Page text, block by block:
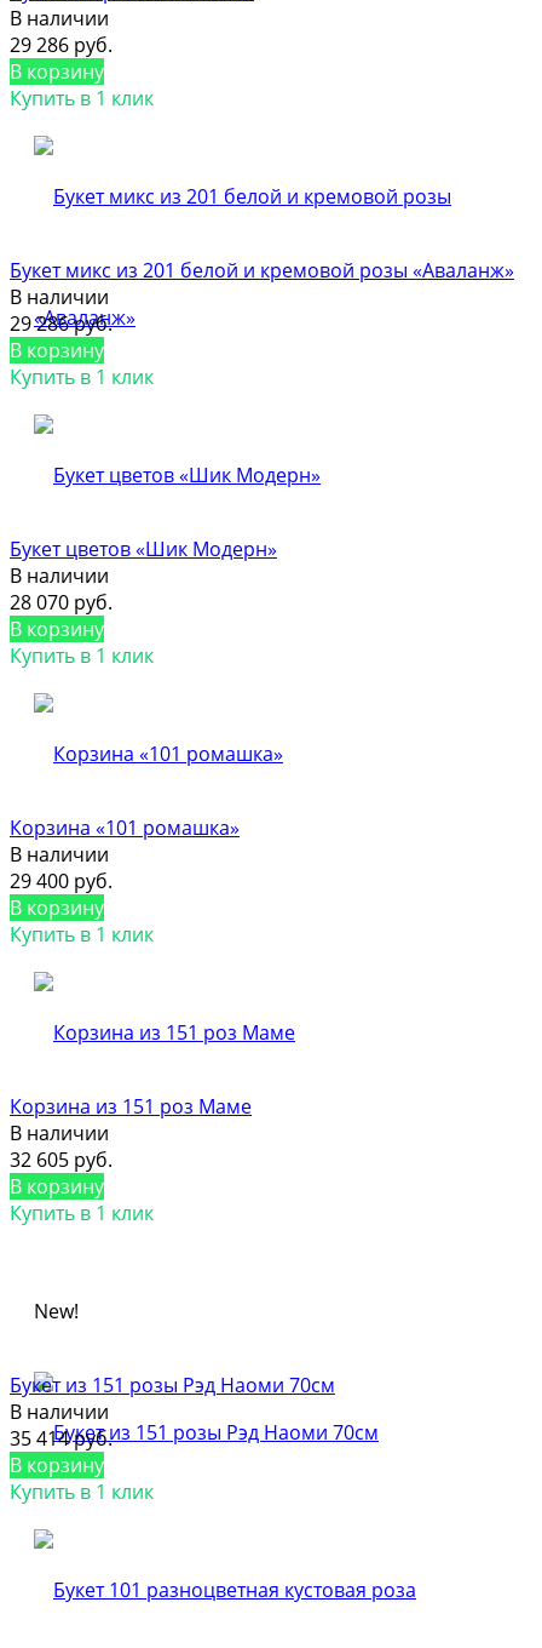
В наличии
29 286 руб.
В корзину
Купить в 1 клик
Букет микс из 201 белой и кремовой розы «Аваланж»
В наличии
29 286 руб.
В корзину
Купить в 1 клик
Букет цветов «Шик Модерн»
В наличии
28 070 руб.
В корзину
Купить в 1 клик
Корзина «101 ромашка»
В наличии
29 400 руб.
В корзину
Купить в 1 клик
Корзина из 151 роз Маме
В наличии
32 605 руб.
В корзину
Купить в 1 клик
New!
Букет из 151 розы Рэд Наоми 70см
В наличии
35 414 руб.
В корзину
Купить в 1 клик